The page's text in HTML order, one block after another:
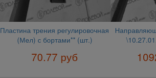
Пластина трения регулировочная
(Мел) с бортами** (шт.)
70.77 руб